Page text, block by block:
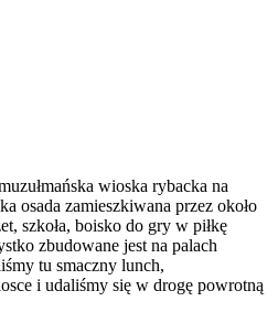
wioska rybacka na
osada zamieszkiwana przez około
szkoła, boisko do gry w piłkę
zbudowane jest na palach
tu smaczny lunch,
i udaliśmy się w drogę powrotną